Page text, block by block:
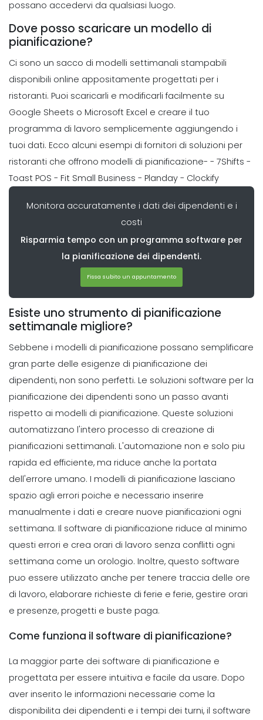
Come un Creatore di pianificazione
oraria migliora l'organizzazione nella
tua azienda
Scheduling
Come un modello di pianificazione
puo semplificare la giornata
lavorativa
Michelle Jaco Oct 12, 2020
Scheduling
Comuni errori di programmazione
dei dipendenti che si puo facilmente
evitare errori
Oct 12, 2020
Scheduling
6 cose che i manager piu produttivi
fanno per gestire il loro tempo
Michelle Jaco Oct 12, 2020
Scheduling
5 Diverse forme di programmi di
lavoro per la vostra azienda La
programmazione
Michelle Jaco Oct 12, 2020
Scheduling
4 Metodi per creare un posto di
lavoro fantastico per i dipendenti del
ristorante
Scheduling
Suggerimenti per semplificare i
processi di programmazione
Michelle Jaco Oct 12, 2020
Scheduling
Suggerimenti per la creazione di un
programma di lavoro dipendente
Michelle Jaco Oct 12, 2020
6 Fattori da considerare per una
pianificazione efficace del progetto
Michelle Jaco Oct 12, 2020
possano accedervi da qualsiasi luogo.
Dove posso scaricare un modello di
pianificazione?
Ci sono un sacco di modelli settimanali stampabili
disponibili online appositamente progettati per i
ristoranti. Puoi scaricarli e modificarli facilmente su
Google Sheets o Microsoft Excel e creare il tuo
programma di lavoro semplicemente aggiungendo i
tuoi dati. Ecco alcuni esempi di fornitori di soluzioni per
ristoranti che offrono modelli di pianificazione- - 7Shifts -
Toast POS - Fit Small Business - Planday - Clockify
Monitora accuratamente i dati dei dipendenti e i
costi
Risparmia tempo con un programma software per
la pianificazione dei dipendenti.
Fissa subito un appuntamento
Esiste uno strumento di pianificazione
settimanale migliore?
Sebbene i modelli di pianificazione possano semplificare
gran parte delle esigenze di pianificazione dei
dipendenti, non sono perfetti. Le soluzioni software per la
pianificazione dei dipendenti sono un passo avanti
rispetto ai modelli di pianificazione. Queste soluzioni
automatizzano l'intero processo di creazione di
pianificazioni settimanali. L'automazione non e solo piu
rapida ed efficiente, ma riduce anche la portata
dell'errore umano. I modelli di pianificazione lasciano
spazio agli errori poiche e necessario inserire
manualmente i dati e creare nuove pianificazioni ogni
settimana. Il software di pianificazione riduce al minimo
questi errori e crea orari di lavoro senza conflitti ogni
settimana come un orologio. Inoltre, questo software
puo essere utilizzato anche per tenere traccia delle ore
di lavoro, elaborare richieste di ferie e ferie, gestire orari
e presenze, progetti e buste paga.
Come funziona il software di pianificazione?
La maggior parte dei software di pianificazione e
progettata per essere intuitiva e facile da usare. Dopo
aver inserito le informazioni necessarie come la
disponibilita dei dipendenti e i tempi dei turni, il software